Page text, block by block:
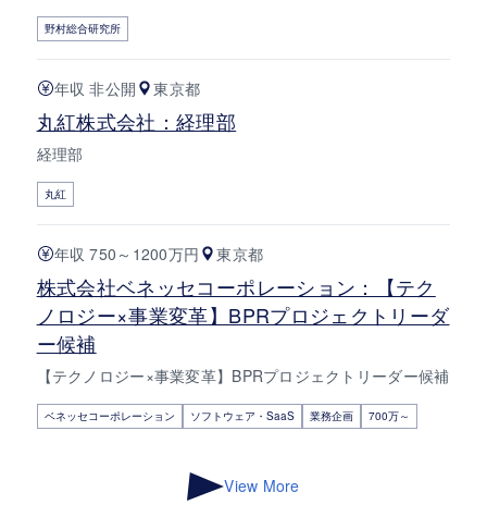
野村総合研究所
年収 非公開 東京都
丸紅株式会社：経理部
経理部
丸紅
年収 750～1200万円 東京都
株式会社ベネッセコーポレーション：【テク
ノロジー×事業変革】BPRプロジェクトリーダ
ー候補
【テクノロジー×事業変革】BPRプロジェクトリーダー候補
ベネッセコーポレーション ソフトウェア・SaaS 業務企画 700万～
View More